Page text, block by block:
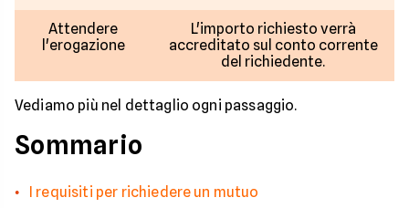
Attendere
l'erogazione
L'importo richiesto verrà
accreditato sul conto corrente
del richiedente.
Vediamo più nel dettaglio ogni passaggio.
Sommario
I requisiti per richiedere un mutuo